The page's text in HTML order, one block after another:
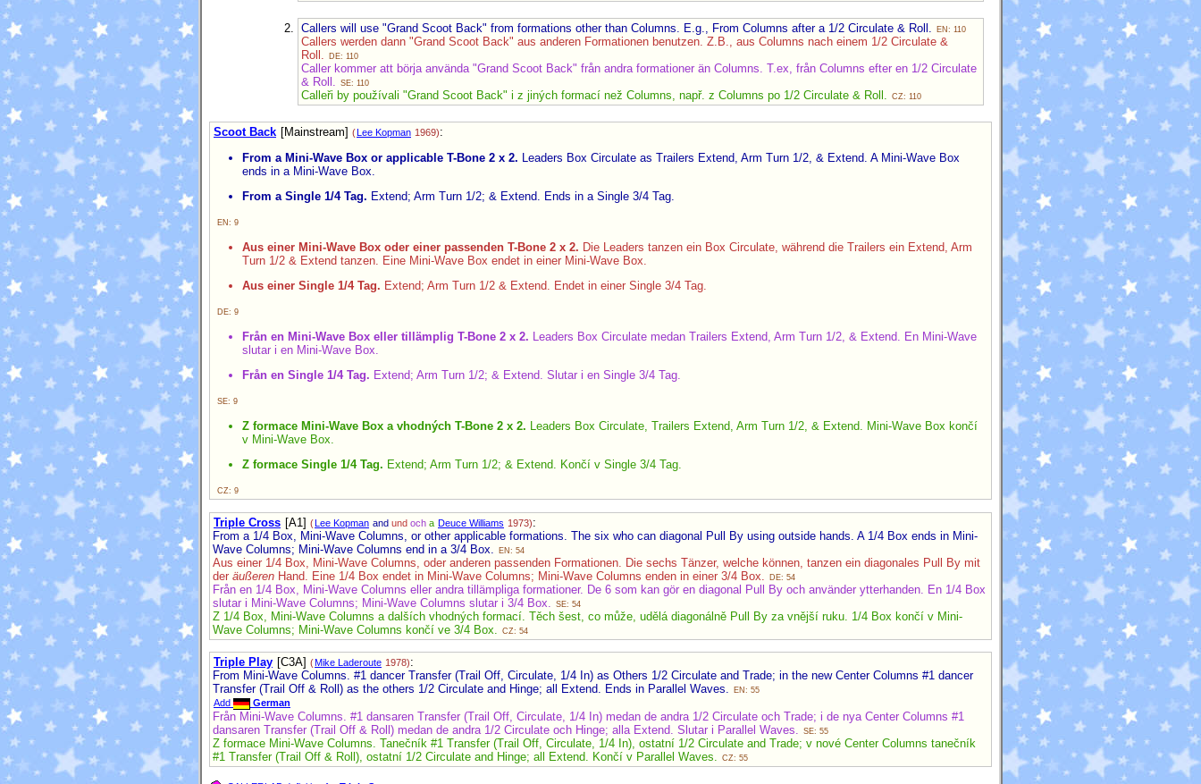
Callers will use "Grand Scoot Back" from formations other than Columns. E.g., From Columns after a 1/2 Circulate & Roll. EN: 110
Callers werden dann "Grand Scoot Back" aus anderen Formationen benutzen. Z.B., aus Columns nach einem 1/2 Circulate &
Roll.
DE: 110
Caller kommer att börja använda "Grand Scoot Back" från andra formationer än Columns. T.ex, från Columns efter en 1/2 Circulate
& Roll. SE: 110
Calleři by používali "Grand Scoot Back" i z jiných formací než Columns, např. z Columns po 1/2 Circulate & Roll. CZ: 110
Scoot Back [Mainstream] ( Lee Kopman 1969):
From a Mini-Wave Box or applicable T-Bone 2 x 2. Leaders Box Circulate as Trailers Extend, Arm Turn 1/2, & Extend. A Mini-Wave Box
ends in a Mini-Wave Box.
From a Single 1/4 Tag. Extend; Arm Turn 1/2; & Extend. Ends in a Single 3/4 Tag.
EN: 9
Aus einer Mini-Wave Box oder einer passenden T-Bone 2 x 2. Die Leaders tanzen ein Box Circulate, während die Trailers ein Extend, Arm
Turn 1/2 & Extend tanzen. Eine Mini-Wave Box endet in einer Mini-Wave Box.
Aus einer Single 1/4 Tag. Extend; Arm Turn 1/2 & Extend. Endet in einer Single 3/4 Tag.
DE: 9
Från en Mini-Wave Box eller tillämplig T-Bone 2 x 2. Leaders Box Circulate medan Trailers Extend, Arm Turn 1/2, & Extend. En Mini-Wave
slutar i en Mini-Wave Box.
Från en Single 1/4 Tag. Extend; Arm Turn 1/2; & Extend. Slutar i en Single 3/4 Tag.
SE: 9
Z formace Mini-Wave Box a vhodných T-Bone 2 x 2. Leaders Box Circulate, Trailers Extend, Arm Turn 1/2, & Extend. Mini-Wave Box končí
v Mini-Wave Box.
Z formace Single 1/4 Tag. Extend; Arm Turn 1/2; & Extend. Končí v Single 3/4 Tag.
CZ: 9
Triple Cross [A1] (Lee Kopman and und och a Deuce Williams 1973):
From a 1/4 Box, Mini-Wave Columns, or other applicable formations. The six who can diagonal Pull By using outside hands. A 1/4 Box ends in Mini-
Wave Columns; Mini-Wave Columns end in a 3/4 Box.
EN: 54
Aus einer 1/4 Box, Mini-Wave Columns, oder anderen passenden Formationen. Die sechs Tänzer, welche können, tanzen ein diagonales Pull By mit
der äußeren Hand. Eine 1/4 Box endet in Mini-Wave Columns; Mini-Wave Columns enden in einer 3/4 Box. DE: 54
Från en 1/4 Box, Mini-Wave Columns eller andra tillämpliga formationer. De 6 som kan gör en diagonal Pull By och använder ytterhanden. En 1/4 Box
slutar i Mini-Wave Columns; Mini-Wave Columns slutar i 3/4 Box.
SE: 54
Z 1/4 Box, Mini-Wave Columns a dalších vhodných formací. Těch šest, co může, udělá diagonálně Pull By za vnější ruku. 1/4 Box končí v Mini-
Wave Columns; Mini-Wave Columns končí ve 3/4 Box.
CZ: 54
Triple Play [C3A] (Mike Laderoute 1978):
From Mini-Wave Columns. #1 dancer Transfer (Trail Off, Circulate, 1/4 In) as Others 1/2 Circulate and Trade; in the new Center Columns #1 dancer
Transfer (Trail Off & Roll) as the others 1/2 Circulate and Hinge; all Extend. Ends in Parallel Waves.
EN: 55
Add German
Från Mini-Wave Columns. #1 dansaren Transfer (Trail Off, Circulate, 1/4 In) medan de andra 1/2 Circulate och Trade; i de nya Center Columns #1
dansaren Transfer (Trail Off & Roll) medan de andra 1/2 Circulate och Hinge; alla Extend. Slutar i Parallel Waves.
SE: 55
Z formace Mini-Wave Columns. Tanečník #1 Transfer (Trail Off, Circulate, 1/4 In), ostatní 1/2 Circulate and Trade; v nové Center Columns tanečník
#1 Transfer (Trail Off & Roll), ostatní 1/2 Circulate and Hinge; all Extend. Končí v Parallel Waves.
CZ: 55